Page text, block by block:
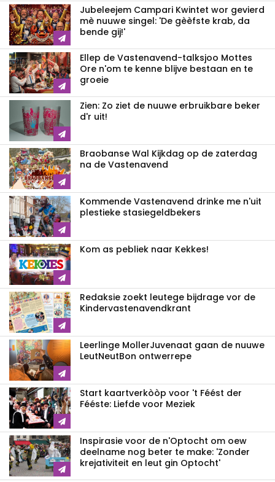
Jubeleejem Campari Kwintet wor gevierd
mè nuuwe singel: 'De gèèfste krab, da
bende gij!'
Ellep de Vastenavend-talksjoo Mottes
Ore n'om te kenne blijve bestaan en te
groeie
Zien: Zo ziet de nuuwe erbruikbare beker
d'r uit!
Braobanse Wal Kijkdag op de zaterdag
na de Vastenavend
Kommende Vastenavend drinke me n'uit
plestieke stasiegeldbekers
Kom as pebliek naar Kekkes!
Redaksie zoekt leutege bijdrage vor de
Kindervastenavendkrant
Leerlinge MollerJuvenaat gaan de nuuwe
LeutNeutBon ontwerrepe
Start kaartverkòòp voor 't Féést der
Fééste: Liefde voor Meziek
Inspirasie voor de n'Optocht om oew
deelname nog beter te make: 'Zonder
krejativiteit en leut gin Optocht'